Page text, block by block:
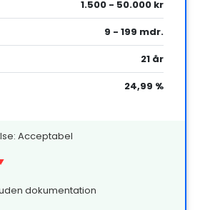
1.500 - 50.000 kr
9 - 199 mdr.
21 år
24,99 %
Acceptabel
dokumentation